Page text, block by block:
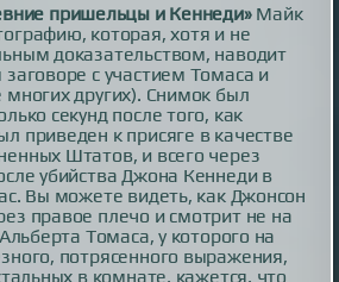
пришельцы и Кеннеди»Майк
которая, хотя и не
доказательством, наводит
с участием Томаса и
других). Снимок был
секунд после того, как
приведен к присяге в качестве
Штатов, и всего через
убийства Джона Кеннеди в
Вы можете видеть, как Джонсон
правое плечо и смотрит не на
Томаса, у которого на
потрясенного выражения,
в комнате, кажется, что